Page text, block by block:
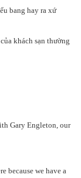
bang hay ra xứ
khách sạn thường
Gary Engleton, our
because we have a